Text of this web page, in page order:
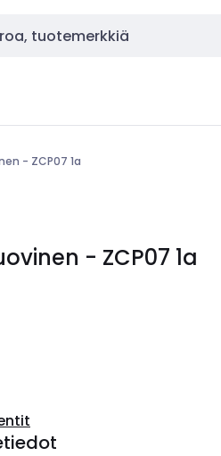
- ZCP07 1a
- ZCP07 1a